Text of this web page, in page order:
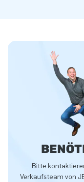
Bitte
Verkaufsteam von